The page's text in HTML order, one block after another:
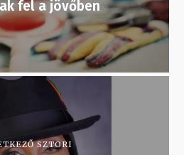
fel a jövőben
SZTORI